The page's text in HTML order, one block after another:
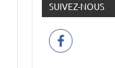
SUIVEZ-NOUS